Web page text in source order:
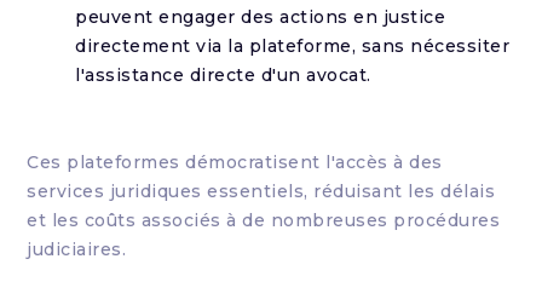
peuvent engager des actions en justice
directement via la plateforme, sans nécessiter
l'assistance directe d'un avocat.
Ces plateformes démocratisent l'accès à des
services juridiques essentiels, réduisant les délais
et les coûts associés à de nombreuses procédures
judiciaires.